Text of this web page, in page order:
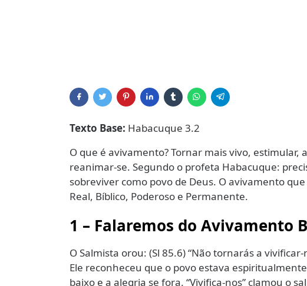
Texto Base: Habacuque 3.2
O que é avivamento? Tornar mais vivo, estimular,
reanimar-se. Segundo o profeta Habacuque:
sobreviver como povo de Deus. O avivamento
Real, Bíblico, Poderoso e Permanente.
1 – Falaremos do Avivamento
O Salmista orou: (Sl 85.6) “Não tornarás a
Ele reconheceu que o povo estava
baixo e a alegria se fora. “Vivifica-nos” clamou o